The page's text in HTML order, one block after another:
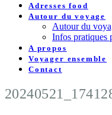
Adresses food
Autour du voyage
Autour du
Infos pratiques
A propos
Voyager ensemble
Contact